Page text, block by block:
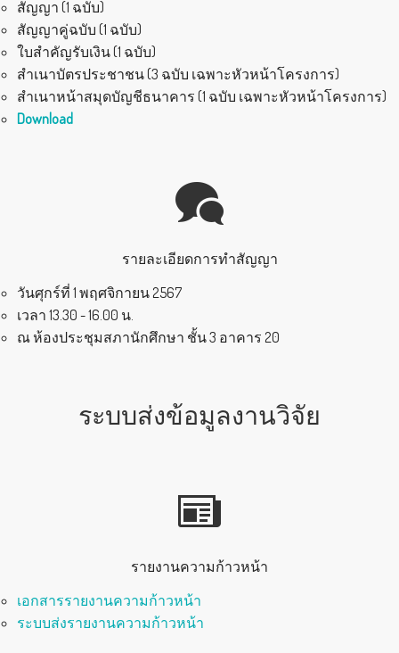
สัญญา (1 ฉบับ)
สัญญาคู่ฉบับ (1 ฉบับ)
ใบสำคัญรับเงิน (1 ฉบับ)
สำเนาบัตรประชาชน (3 ฉบับ เฉพาะหัวหน้าโครงการ)
สำเนาหน้าสมุดบัญชีธนาคาร (1 ฉบับ เฉพาะหัวหน้าโครงการ)
Download
รายละเอียดการทำสัญญา
วันศุกร์ที่ 1 พฤศจิกายน 2567
เวลา 13.30 - 16.00 น.
ณ ห้องประชุมสภานักศึกษา ชั้น 3 อาคาร 20
ระบบส่งข้อมูลงานวิจัย
รายงานความก้าวหน้า
เอกสารรายงานความก้าวหน้า
ระบบส่งรายงานความก้าวหน้า